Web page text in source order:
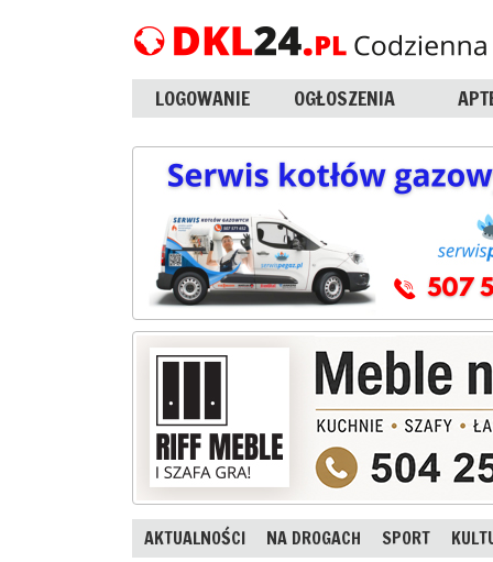
LOGOWANIE OGŁOSZENIA
AKTUALNOŚCI NA DROGACH SPORT